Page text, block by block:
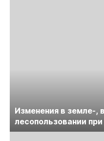
Изменения в земле-,
лесопользовании
обсудят на